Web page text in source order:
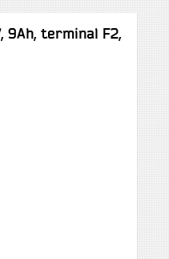
9Ah, terminal F2,